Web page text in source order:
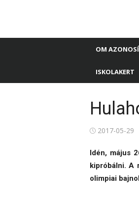
Éltes
Iskola
OM
ISKOLAKERT
Posted
2017-05-29
Idén, május
kipróbálni. A
olimpiai